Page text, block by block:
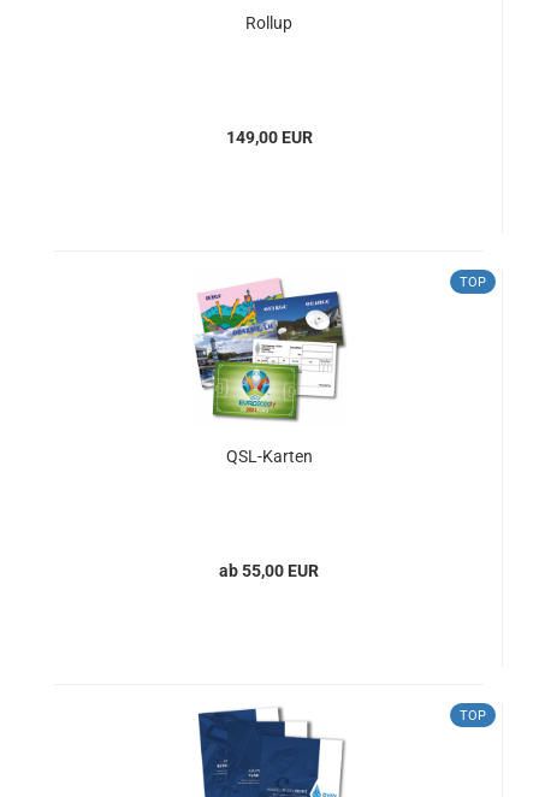
Rollup
149,00 EUR
TOP
QSL-Karten
ab 55,00 EUR
TOP